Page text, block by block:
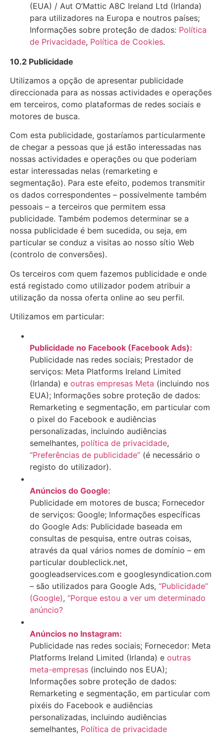
(EUA) / Aut O’Mattic A8C Ireland Ltd (Irlanda)
para utilizadores na Europa e noutros países;
Informações sobre proteção de dados: Política
de Privacidade, Política de Cookies.
10.2 Publicidade
Utilizamos a opção de apresentar publicidade
direccionada para as nossas actividades e operações
em terceiros, como plataformas de redes sociais e
motores de busca.
Com esta publicidade, gostaríamos particularmente
de chegar a pessoas que já estão interessadas nas
nossas actividades e operações ou que poderiam
estar interessadas nelas (remarketing e
segmentação). Para este efeito, podemos transmitir
os dados correspondentes – possivelmente também
pessoais – a terceiros que permitem essa
publicidade. Também podemos determinar se a
nossa publicidade é bem sucedida, ou seja, em
particular se conduz a visitas ao nosso sítio Web
(controlo de conversões).
Os terceiros com quem fazemos publicidade e onde
está registado como utilizador podem atribuir a
utilização da nossa oferta online ao seu perfil.
Utilizamos em particular:
Publicidade no Facebook (Facebook Ads):
Publicidade nas redes sociais; Prestador de
serviços: Meta Platforms Ireland Limited
(Irlanda) e outras empresas Meta (incluindo nos
EUA); Informações sobre proteção de dados:
Remarketing e segmentação, em particular com
o pixel do Facebook e audiências
personalizadas, incluindo audiências
semelhantes, política de privacidade,
“Preferências de publicidade” (é necessário o
registo do utilizador).
Anúncios do Google:
Publicidade em motores de busca; Fornecedor
de serviços: Google; Informações específicas
do Google Ads: Publicidade baseada em
consultas de pesquisa, entre outras coisas,
através da qual vários nomes de domínio – em
particular doubleclick.net,
googleadservices.com e googlesyndication.com
– são utilizados para Google Ads, “Publicidade”
(Google), “Porque estou a ver um determinado
anúncio?
Anúncios no Instagram:
Publicidade nas redes sociais; Fornecedor: Meta
Platforms Ireland Limited (Irlanda) e outras
meta-empresas (incluindo nos EUA);
Informações sobre proteção de dados:
Remarketing e segmentação, em particular com
pixéis do Facebook e audiências
personalizadas, incluindo audiências
semelhantes, Política de privacidade